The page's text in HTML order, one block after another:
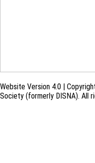
Website Version 4.0 |
Society (formerly DISNA). All